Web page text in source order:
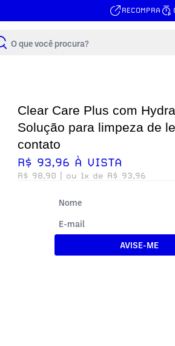
RECOMPRA
Buscar
Clear Care Plus com
Solução para limpeza de
contato
R$ 93,96 À VISTA
R$ 98,90 | ou 1x de R$ 93,96
AVISE-ME